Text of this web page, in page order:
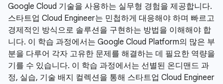
Google Cloud 기술을 사용하는 실무형 경험을 제공합니다.
스타트업 Cloud Engineer는 민첩하게 대응해야 하며 빠르고
경제적인 방식으로 솔루션을 구현하는 방법을 이해해야 합
니다. 이 학습 과정에서는 Google Cloud Platform의 많은 부
분을 다루어 각자 고유한 문제를 해결하는 데 필요한 역량을
기를 수 있습니다. 이 학습 과정에서는 선별된 온디맨드 과
정, 실습, 기술 배지 컬렉션을 통해 스타트업 Cloud Engineer